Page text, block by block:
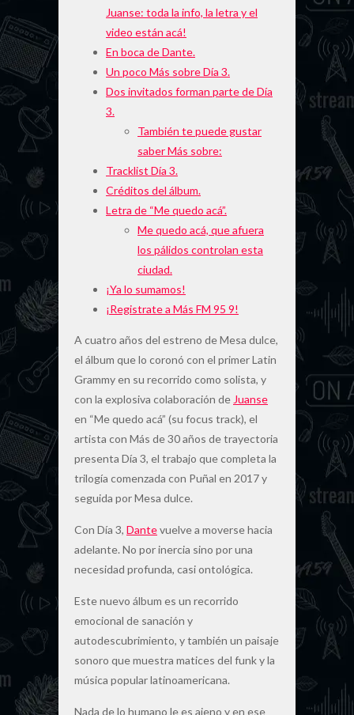
Juanse: toda la info, la letra y el
video están acá!
En boca de Dante.
Un poco Más sobre Día 3.
Dos invitados forman parte de Día
3.
También te puede gustar
saber Más sobre:
Tracklist Día 3.
Créditos del álbum.
Letra de “Me quedo acá”.
Me quedo acá, que afuera
los pálidos controlan esta
ciudad.
¡Ya lo sumamos!
¡Registrate a Más FM 95 9!
A cuatro años del estreno de Mesa dulce,
el álbum que lo coronó con el primer Latin
Grammy en su recorrido como solista, y
con la explosiva colaboración de Juanse
en “Me quedo acá” (su focus track), el
artista con Más de 30 años de trayectoria
presenta Día 3, el trabajo que completa la
trilogía comenzada con Puñal en 2017 y
seguida por Mesa dulce.
Con Día 3, Dantevuelve a moverse hacia
adelante. No por inercia sino por una
necesidad profunda, casi ontológica.
Este nuevo álbum es un recorrido
emocional de sanación y
autodescubrimiento, y también un paisaje
sonoro que muestra matices del funk y la
música popular latinoamericana.
Nada de lo humano le es ajeno y en ese